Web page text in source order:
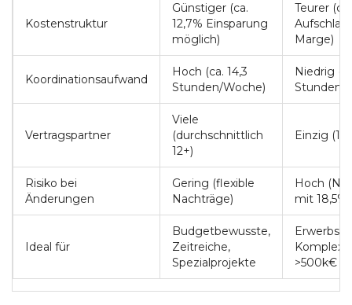
Kostenstruktur
Günstiger (ca.
12,7% Einsparung
möglich)
Teurer
Aufschlag
Marge)
Koordinationsaufwand
Hoch (ca. 14,3
Stunden/Woche)
Niedrig
Stunden/
Vertragspartner
Viele
(durchschnittlich
12+)
Einzig (1
Risiko bei
Änderungen
Gering (flexible
Nachträge)
Hoch
mit 18,5%
Ideal für
Budgetbewusste,
Zeitreiche,
Spezialprojekte
>500k€